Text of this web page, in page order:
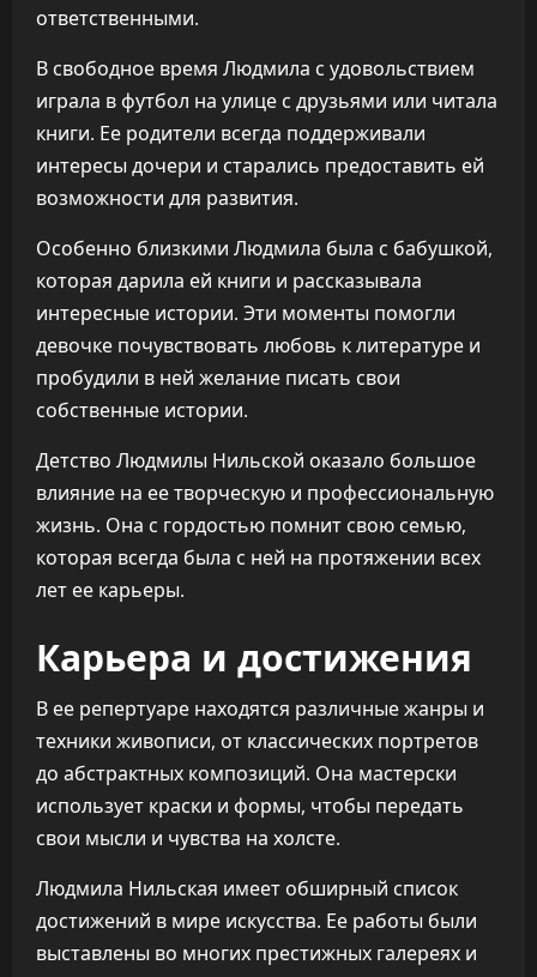
ответственными.
В свободное время Людмила с удовольствием
играла в футбол на улице с друзьями или читала
книги. Ее родители всегда поддерживали
интересы дочери и старались предоставить ей
возможности для развития.
Особенно близкими Людмила была с бабушкой,
которая дарила ей книги и рассказывала
интересные истории. Эти моменты помогли
девочке почувствовать любовь к литературе и
пробудили в ней желание писать свои
собственные истории.
Детство Людмилы Нильской оказало большое
влияние на ее творческую и профессиональную
жизнь. Она с гордостью помнит свою семью,
которая всегда была с ней на протяжении всех
лет ее карьеры.
Карьера и достижения
В ее репертуаре находятся различные жанры и
техники живописи, от классических портретов
до абстрактных композиций. Она мастерски
использует краски и формы, чтобы передать
свои мысли и чувства на холсте.
Людмила Нильская имеет обширный список
достижений в мире искусства. Ее работы были
выставлены во многих престижных галереях и